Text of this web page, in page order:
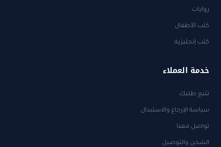
روايات
كتب الأطفال
كتب إنجليزية
خدمة العملاء
تتبع طلبك
سياسة الإرجاع والاستبدال
تواصل معنا
الشحن والتوصيل